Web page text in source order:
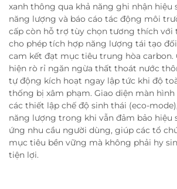
xanh thông qua khả năng ghi nhận hiệu
năng lượng và báo cáo tác động môi
cấp còn hỗ trợ tùy chọn tương thích
cho phép tích hợp năng lượng tái tạo
cam kết đạt mục tiêu trung hòa carbon.
hiện rò rỉ ngăn ngừa thất thoát nước
tự động kích hoạt ngay lập tức khi độ
thống bị xâm phạm. Giao diện màn
các thiết lập chế độ sinh thái (eco-
năng lượng trong khi vẫn đảm bảo hiệu
ứng nhu cầu người dùng, giúp các tổ
mục tiêu bền vững mà không phải hy
tiện lợi.